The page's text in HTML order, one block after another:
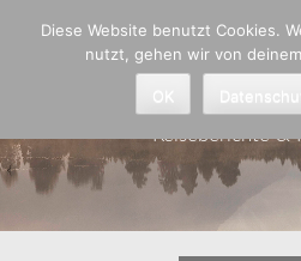
Astrid
Reiseberichte &
Diese Website benutzt Cookies.
nutzt, gehen wir von